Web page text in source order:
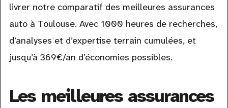
livrer notre comparatif des meilleures assurances
auto à Toulouse. Avec 1000 heures de recherches,
d’analyses et d’expertise terrain cumulées, et
jusqu’à 369€/an d’économies possibles.
Les meilleures assurances